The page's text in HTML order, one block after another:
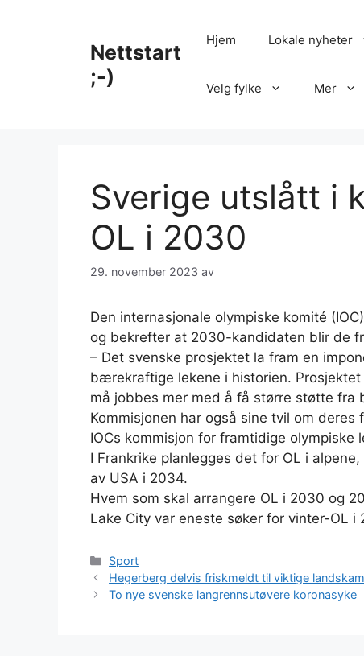
Nettstart
;-)
Hjem Lokale nyheter
Velg fylke Mer
Sverige utslått i
OL i 2030
29. november 2023 av
Den internasjonale olympiske komité
og bekrefter at 2030-kandidaten blir de
– Det svenske prosjektet la fram en
bærekraftige lekene i historien.
må jobbes mer med å få større støtte
Kommisjonen har også sine tvil om
IOCs kommisjon for framtidige olympiske
I Frankrike planlegges det for OL i
av USA i 2034.
Hvem som skal arrangere OL i 2030 og
Lake City var eneste søker for vinter-OL i
Kategorier
Sport
Hegerberg delvis friskmeldt til viktige
To nye svenske langrennsutøvere koronasyke